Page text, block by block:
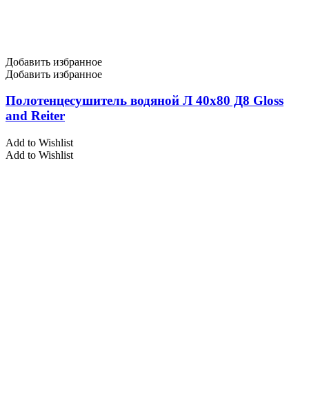
Добавить избранное
Добавить избранное
Полотенцесушитель водяной Л 40х80 Д8 Gloss
and Reiter
Add to Wishlist
Add to Wishlist